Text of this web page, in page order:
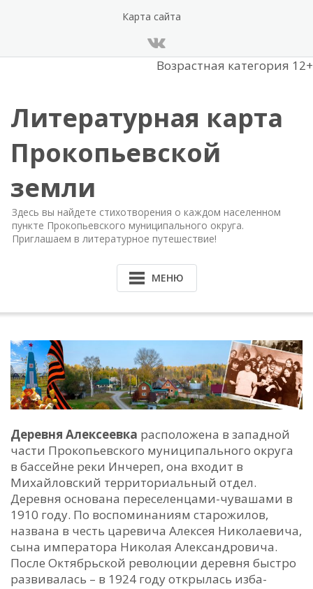
Карта сайта
Возрастная категория 12+
Литературная карта
Прокопьевской
земли
Здесь вы найдете стихотворения о каждом населенном
пункте Прокопьевского муниципального округа.
Приглашаем в литературное путешествие!
МЕНЮ
Деревня Алексеевка расположена в западной
части Прокопьевского муниципального округа
в бассейне реки Инчереп, она входит в
Михайловский территориальный отдел.
Деревня основана переселенцами-чувашами в
1910 году. По воспоминаниям старожилов,
названа в честь царевича Алексея Николаевича,
сына императора Николая Александровича.
После Октябрьской революции деревня быстро
развивалась – в 1924 году открылась изба-